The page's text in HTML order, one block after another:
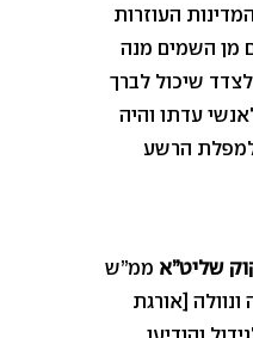
העוזרות
מן השמים מנה
שיכול לברך
עדתו והיה
למפלת הרשע
שליט”א ממ”ש
[אורגת